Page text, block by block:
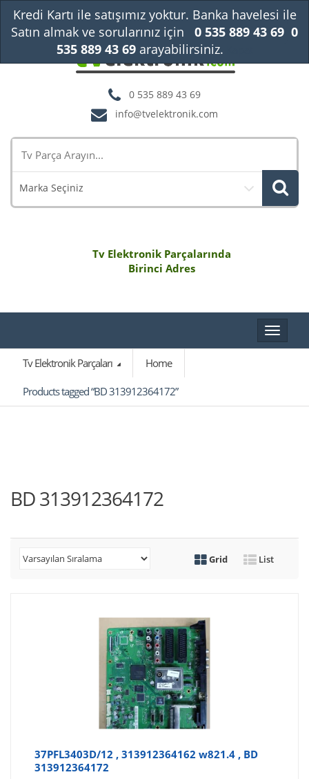
0 535 889 43 69
info@tvelektronik.com
Marka Seçiniz
Tv Elektronik Parçalarında
Birinci Adres
Toggle
Tv Elektronik Parçaları
Home
Products tagged “BD 313912364172”
BD 313912364172
Grid List
37PFL3403D/12 , 313912364162 w821.4 , BD
313912364172
Kredi Kartı ile satışımız yoktur. Banka havelesi ile
Satın almak ve sorularınız için
0 535 889 43 69 0
535 889 43 69arayabilirsiniz.